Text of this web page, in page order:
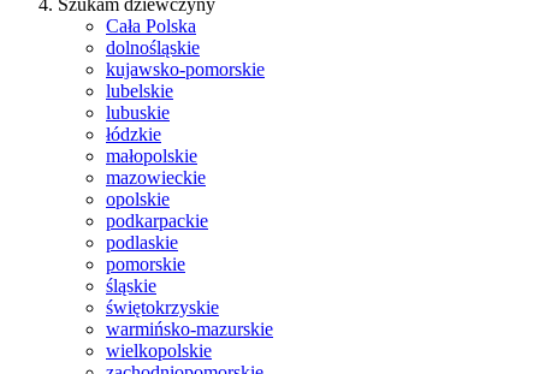
Szukam dziewczyny
Cała Polska
dolnośląskie
kujawsko-pomorskie
lubelskie
lubuskie
łódzkie
małopolskie
mazowieckie
opolskie
podkarpackie
podlaskie
pomorskie
śląskie
świętokrzyskie
warmińsko-mazurskie
wielkopolskie